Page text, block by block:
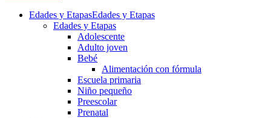
Edades y EtapasEdades y Etapas
Edades y Etapas
Adolescente
Adulto joven
Bebé
Alimentación con fórmula
Escuela primaria
Niño pequeño
Preescolar
Prenatal